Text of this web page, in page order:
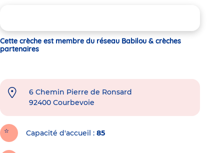
Cette crèche est membre du réseau Babilou & crèches
partenaires
6 Chemin Pierre de Ronsard
92400 Courbevoie
Capacité d'accueil 85